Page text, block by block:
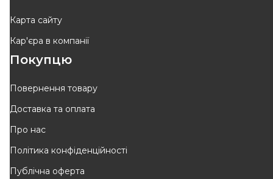
Відправка
A.B.S.
лівий/правий) Renault Dokker
Карта сайту
Кар'єра в компанії
Покупцю
Повернення товару
Доставка та оплата
Про нас
Політика конфіденційності
Публічна оферта